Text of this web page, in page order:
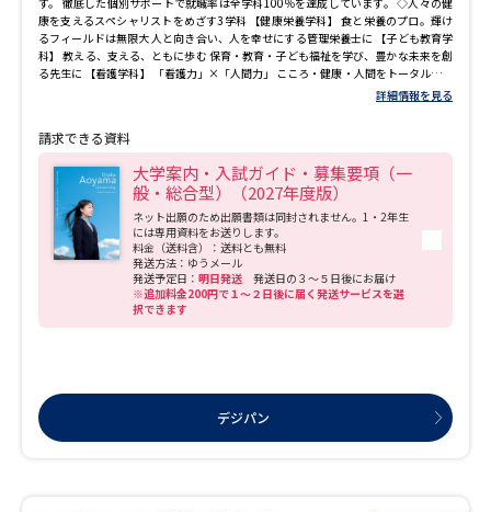
康を支えるスペシャリストをめざす3学科 【健康栄養学科】 食と栄養のプロ。輝け
るフィールドは無限大 人と向き合い、人を幸せにする管理栄養士に 【子ども教育学
科】 教える、支える、ともに歩む 保育・教育・子ども福祉を学び、豊かな未来を創
る先生に 【看護学科】 「看護力」×「人間力」 こころ・健康・人間をトータルにケ
アできる看護師に キャンパスのある箕面市へは、梅田から約30分と好アクセス！ 阪
育みます。
詳細情報を見る
請求できる資料
大学案内・入試ガイド・募集要項（一
般・総合型）（2027年度版）
ネット出願のため出願書類は同封されません。1・2年生
には専用資料をお送りします。
料金（送料含）：送料とも無料
発送方法：ゆうメール
発送予定日： 明日発送 発送日の３～５日後にお届け
※追加料金200円で１～２日後に届く発送サービスを選
択できます
デジパン